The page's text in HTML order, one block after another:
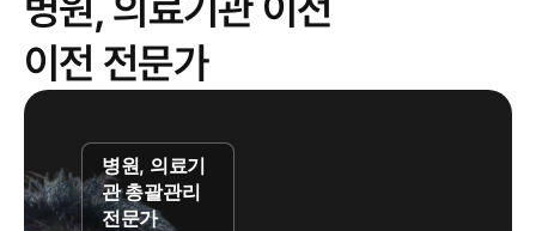
이전 전문가
병원, 의료기
관 총괄관리
전문가